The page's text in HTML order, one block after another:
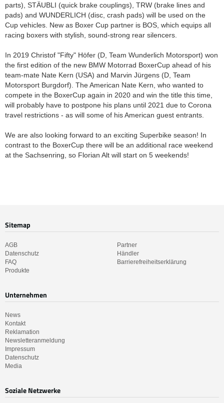
parts), STÄUBLI (quick brake couplings), TRW (brake lines and
pads) and WUNDERLICH (disc, crash pads) will be used on the
Cup vehicles. New as Boxer Cup partner is BOS, which equips all
racing boxers with stylish, sound-strong rear silencers.
In 2019 Christof "Fifty" Höfer (D, Team Wunderlich Motorsport) won
the first edition of the new BMW Motorrad BoxerCup ahead of his
team-mate Nate Kern (USA) and Marvin Jürgens (D, Team
Motorsport Burgdorf). The American Nate Kern, who wanted to
compete in the BoxerCup again in 2020 and win the title this time,
will probably have to postpone his plans until 2021 due to Corona
travel restrictions - as will some of his American guest entrants.
We are also looking forward to an exciting Superbike season! In
contrast to the BoxerCup there will be an additional race weekend
at the Sachsenring, so Florian Alt will start on 5 weekends!
Sitemap
AGB
Datenschutz
FAQ
Produkte
Partner
Händler
Barrierefreiheitserklärung
Unternehmen
News
Kontakt
Reklamation
Newsletteranmeldung
Impressum
Datenschutz
Media
Soziale Netzwerke